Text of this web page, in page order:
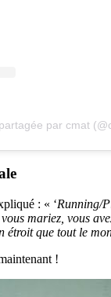
par cmat
: « ‘Running/
mariez, vous
étroit que tout le
!